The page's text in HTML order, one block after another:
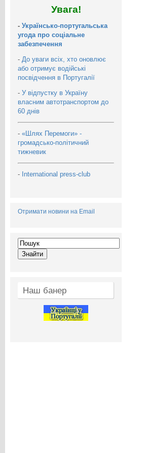
Увага!
- Українсько-португальська
угода про соціальне
забезпечення
- До уваги всіх, хто оновлює
або отримує водійські
посвідчення в Португалії
- У відпустку в Україну
власним автотранспортом до
60 днів
- «Шлях Перемоги» -
громадсько-політичний
тижневик
- International press-club
Отримати новини на Email
Наш банер